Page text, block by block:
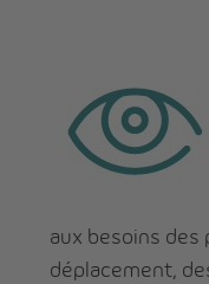
aux besoins des
déplacement,